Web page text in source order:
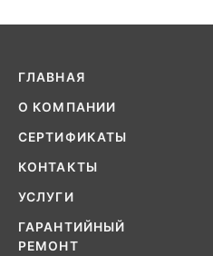
ГЛАВНАЯ
О КОМПАНИИ
СЕРТИФИКАТЫ
КОНТАКТЫ
УСЛУГИ
ГАРАНТИЙНЫЙ
РЕМОНТ